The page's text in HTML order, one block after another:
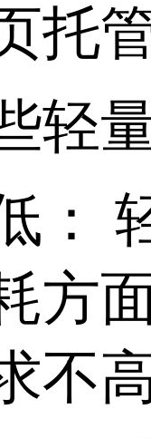
托
轻
：
方
不